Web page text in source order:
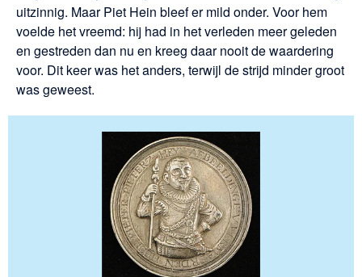
uitzinnig. Maar Piet Hein bleef er mild onder. Voor hem
voelde het vreemd: hij had in het verleden meer geleden
en gestreden dan nu en kreeg daar nooit de waardering
voor. Dit keer was het anders, terwijl de strijd minder groot
was geweest.